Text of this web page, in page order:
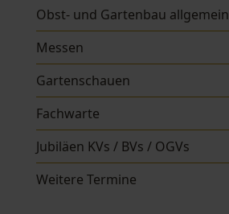
Obst- und Gartenbau allgemein
Messen
Gartenschauen
Fachwarte
Jubiläen KVs / BVs / OGVs
Weitere Termine